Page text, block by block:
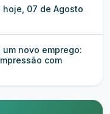
hoje, 07 de Agosto
novo emprego:
com